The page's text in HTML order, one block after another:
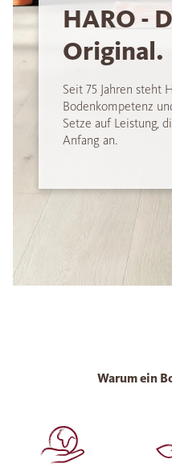
HARO -
Original.
Seit 75 Jahren steht
Bodenkompetenz
Setze auf Leistung,
Anfang an.
Warum ein